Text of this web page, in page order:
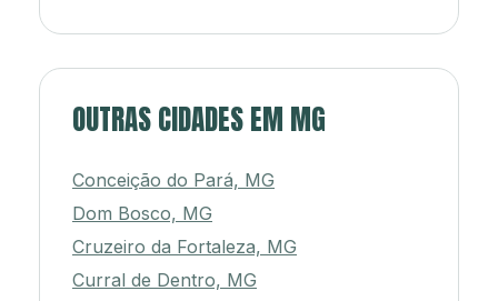
OUTRAS CIDADES EM MG
Conceição do Pará, MG
Dom Bosco, MG
Cruzeiro da Fortaleza, MG
Curral de Dentro, MG